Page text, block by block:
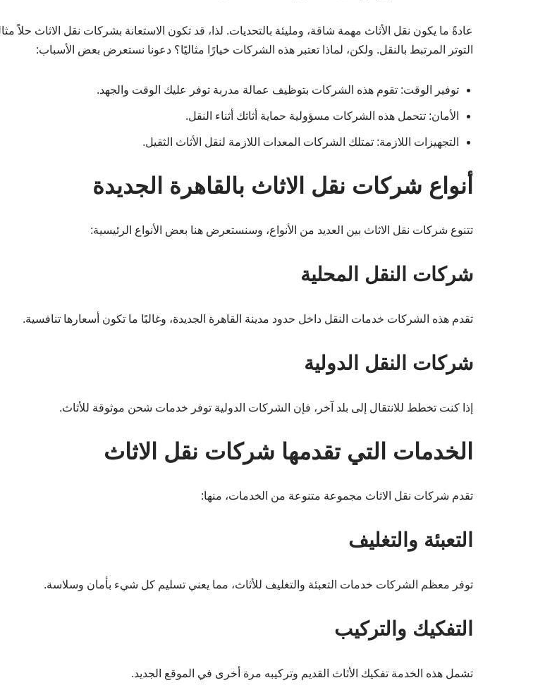
عادةً ما يكون نقل الأثاث مهمة شاقة، ومليئة بالتحديات. لذا، قد تكون الاستعانة بشركات نقل الاثاث حلاً
التوتر المرتبط بالنقل. ولكن، لماذا تعتبر هذه الشركات خيارًا مثاليًا؟ دعونا نستعرض بعض الأسباب:
توفير الوقت: تقوم هذه الشركات بتوظيف عمالة مدربة توفر عليك الوقت والجهد.
الأمان: تتحمل هذه الشركات مسؤولية حماية أثاثك أثناء النقل.
التجهيزات اللازمة: تمتلك الشركات المعدات اللازمة لنقل الأثاث الثقيل.
أنواع شركات نقل الاثاث بالقاهرة الجديدة
تتنوع شركات نقل الاثاث بين العديد من الأنواع، وسنستعرض هنا بعض الأنواع الرئيسية:
شركات النقل المحلية
تقدم هذه الشركات خدمات النقل داخل حدود مدينة القاهرة الجديدة، وغالبًا ما تكون أسعارها تنافسية.
شركات النقل الدولية
إذا كنت تخطط للانتقال إلى بلد آخر، فإن الشركات الدولية توفر خدمات شحن موثوقة للأثاث.
الخدمات التي تقدمها شركات نقل الاثاث
تقدم شركات نقل الاثاث مجموعة متنوعة من الخدمات، منها:
التعبئة والتغليف
توفر معظم الشركات خدمات التعبئة والتغليف للأثاث، مما يعني تسليم كل شيء بأمان وسلاسة.
التفكيك والتركيب
تشمل هذه الخدمة تفكيك الأثاث القديم وتركيبه مرة أخرى في الموقع الجديد.